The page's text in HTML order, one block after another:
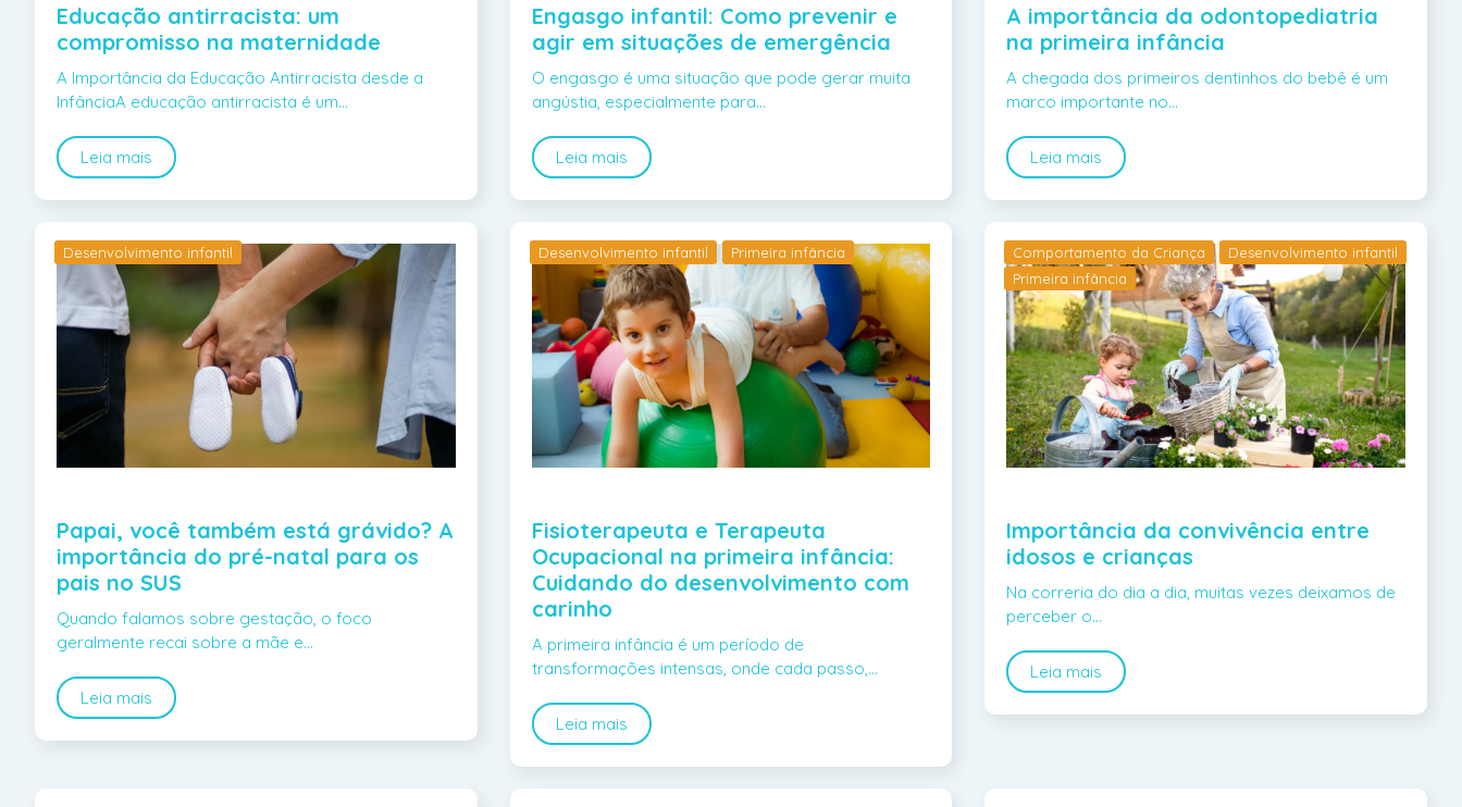
Educação antirracista: um
compromisso na maternidade
A Importância da Educação Antirracista desde a
InfânciaA educação antirracista é um…
Leia mais
Engasgo infantil: Como prevenir e
agir em situações de emergência
O engasgo é uma situação que pode gerar muita
angústia, especialmente para…
Leia mais
A importância da odontopediatria
na primeira infância
A chegada dos primeiros dentinhos do bebê é um
marco importante no…
Leia mais
Desenvolvimento infantil
Papai, você também está grávido? A
importância do pré-natal para os
pais no SUS
Quando falamos sobre gestação, o foco
geralmente recai sobre a mãe e…
Leia mais
Desenvolvimento infantil Primeira infância
Fisioterapeuta e Terapeuta
Ocupacional na primeira infância:
Cuidando do desenvolvimento com
carinho
A primeira infância é um período de
transformações intensas, onde cada passo,…
Leia mais
Comportamento da Criança
Desenvolvimento infantil
Primeira infância
Importância da convivência entre
idosos e crianças
Na correria do dia a dia, muitas vezes deixamos de
perceber o…
Leia mais